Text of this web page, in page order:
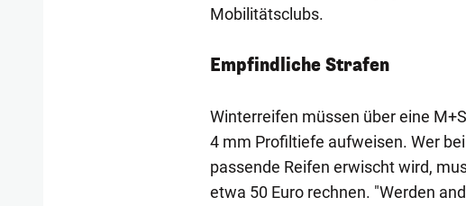
Mobilitätsclubs.
Empfindliche Strafen
Winterreifen müssen über eine
4 mm Profiltiefe aufweisen. Wer
passende Reifen erwischt wird,
etwa 50 Euro rechnen. "Werden